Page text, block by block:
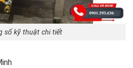
số kỹ thuật chi tiết